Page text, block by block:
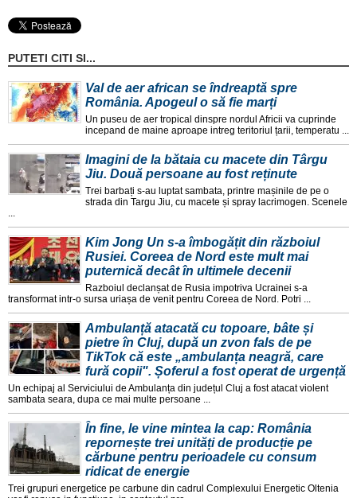
PUTETI CITI SI...
Val de aer african se îndreaptă spre
România. Apogeul o să fie marți
Un puseu de aer tropical dinspre nordul Africii va cuprinde
incepand de maine aproape intreg teritoriul țarii, temperatu ...
Imagini de la bătaia cu macete din Târgu
Jiu. Două persoane au fost reținute
Trei barbați s-au luptat sambata, printre mașinile de pe o
strada din Targu Jiu, cu macete și spray lacrimogen. Scenele
...
Kim Jong Un s-a îmbogățit din războiul
Rusiei. Coreea de Nord este mult mai
puternică decât în ultimele decenii
Razboiul declanșat de Rusia impotriva Ucrainei s-a
transformat intr-o sursa uriașa de venit pentru Coreea de Nord. Potri ...
Ambulanță atacată cu topoare, bâte și
pietre în Cluj, după un zvon fals de pe
TikTok că este „ambulanța neagră, care
fură copii". Șoferul a fost operat de urgență
Un echipaj al Serviciului de Ambulanța din județul Cluj a fost atacat violent
sambata seara, dupa ce mai multe persoane ...
În fine, le vine mintea la cap: România
repornește trei unități de producție pe
cărbune pentru perioadele cu consum
ridicat de energie
Trei grupuri energetice pe carbune din cadrul Complexului Energetic Oltenia